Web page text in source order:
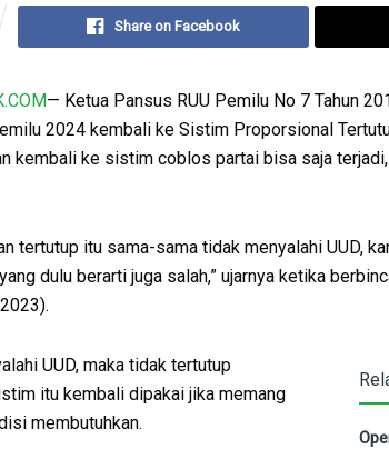
Share on Facebook
— Ketua Pansus RUU Pemilu No 7 Tahun
2024 kembali ke Sistim Proporsional
kembali ke sistim coblos partai bisa saja
tertutup itu sama-sama tidak menyalahi UUD,
dulu berarti juga salah,” ujarnya ketika
UUD, maka tidak tertutup
itu kembali dipakai jika memang
membutuhkan.